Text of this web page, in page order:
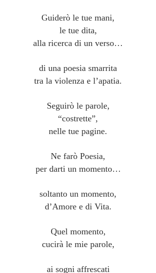
Guiderò le tue mani,
le tue dita,
alla ricerca di un verso…
di una poesia smarrita
tra la violenza e l’apatia.
Seguirò le parole,
“costrette”,
nelle tue pagine.
Ne farò Poesia,
per darti un momento…
soltanto un momento,
d’Amore e di Vita.
Quel momento,
cucirà le mie parole,
ai sogni affrescati